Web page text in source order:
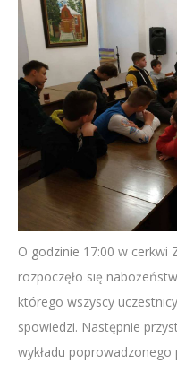
O godzinie 17:00 w cerkwi
rozpoczęło się
którego wszyscy
spowiedzi. Następnie
wykładu poprowadzonego